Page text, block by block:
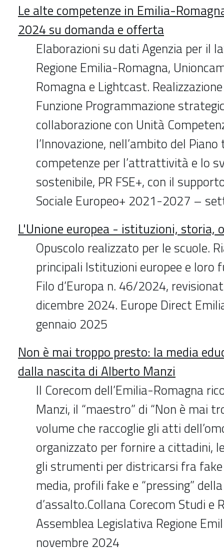
Le alte competenze in Emilia-
2024 su domanda e offerta
Elaborazioni su dati Agenzia per il
Regione Emilia-Romagna,
Romagna e Lightcast.
Funzione Programmazione
collaborazione con Unità
l’Innovazione, nell’ambito del
competenze per l’attrattività e lo
sostenibile, PR FSE+, con il
Sociale Europeo+ 2021-2027 –
L'Unione europea - istituzioni, storia,
Opuscolo realizzato per le scuole.
principali Istituzioni europee e loro
Filo d’Europa n. 46/2024,
dicembre 2024. Europe Direct
gennaio 2025
Non è mai troppo presto: la media
dalla nascita di Alberto Manzi
Il Corecom dell’Emilia-Romagna
Manzi, il “maestro” di “Non è mai
volume che raccoglie gli atti
organizzato per fornire a cittadini,
gli strumenti per districarsi fra
media, profili fake e “pressing”
d’assalto.Collana Corecom Studi e
Assemblea Legislativa Regione
novembre 2024